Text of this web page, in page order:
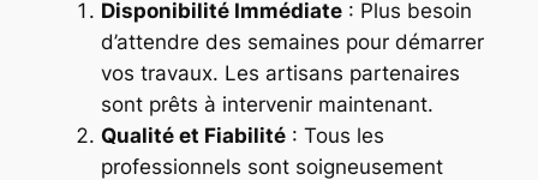
Disponibilité Immédiate: Plus besoin
d’attendre des semaines pour démarrer
vos travaux. Les artisans partenaires
sont prêts à intervenir maintenant.
Qualité et Fiabilité: Tous les
professionnels sont soigneusement